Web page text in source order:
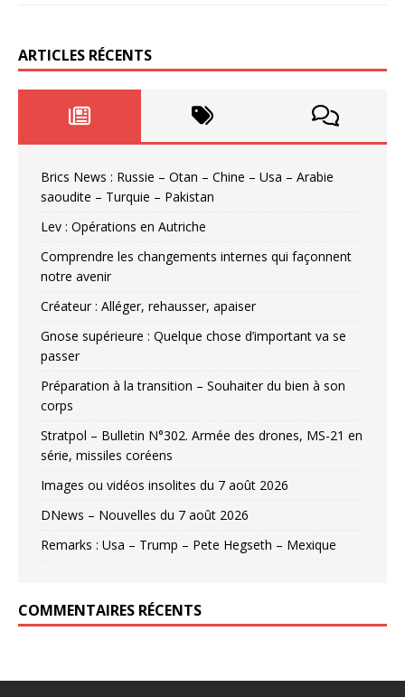
ARTICLES RÉCENTS
Brics News : Russie – Otan – Chine – Usa – Arabie
saoudite – Turquie – Pakistan
Lev : Opérations en Autriche
Comprendre les changements internes qui façonnent
notre avenir
Créateur : Alléger, rehausser, apaiser
Gnose supérieure : Quelque chose d’important va se
passer
Préparation à la transition – Souhaiter du bien à son
corps
Stratpol – Bulletin N°302. Armée des drones, MS-21 en
série, missiles coréens
Images ou vidéos insolites du 7 août 2026
DNews – Nouvelles du 7 août 2026
Remarks : Usa – Trump – Pete Hegseth – Mexique
COMMENTAIRES RÉCENTS